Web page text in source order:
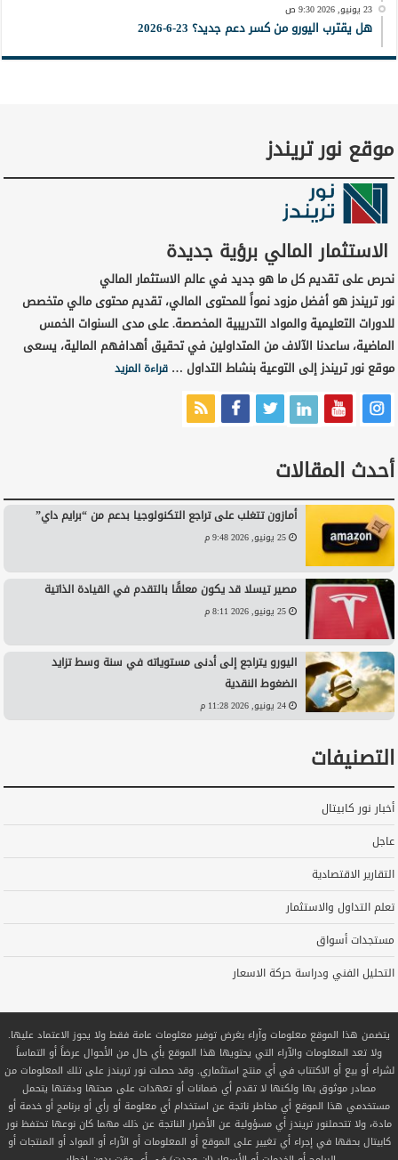
23 يونيو, 2026 9:30 ص
هل يقترب اليورو من كسر دعم جديد؟ 23-6-2026
موقع نور تريندز
الاستثمار المالي برؤية جديدة
نحرص على تقديم كل ما هو جديد في عالم الاستثمار المالي
نور تريندز هو أفضل مزود نمواً للمحتوى المالي، تقديم محتوى مالي متخصص
للدورات التعليمية والمواد التدريبية المخصصة. على مدى السنوات الخمس
الماضية، ساعدنا الآلاف من المتداولين في تحقيق أهدافهم المالية، يسعى
موقع نور تريندز إلى التوعية بنشاط التداول …قراءة المزيد
أحدث المقالات
أمازون تتغلب على تراجع التكنولوجيا بدعم من “برايم داي”
25 يونيو, 2026 9:48 م
مصير تيسلا قد يكون معلقًا بالتقدم في القيادة الذاتية
25 يونيو, 2026 8:11 م
اليورو يتراجع إلى أدنى مستوياته في سنة وسط تزايد
الضغوط النقدية
24 يونيو, 2026 11:28 م
التصنيفات
أخبار نور كابيتال
عاجل
التقارير الاقتصادية
تعلم التداول والاستثمار
مستجدات أسواق
التحليل الفني ودراسة حركة الاسعار
يتضمن هذا الموقع معلومات وآراء بغرض توفير معلومات عامة فقط ولا يجوز الاعتماد عليها.
ولا تعد المعلومات والآراء التي يحتويها هذا الموقع بأي حال من الأحوال عرضاً أو التماساً
لشراء أو بيع أو الاكتتاب في أي منتج استثماري. وقد حصلت نور تريندز على تلك المعلومات من
مصادر موثوق بها ولكنها لا تقدم أي ضمانات أو تعهدات على صحتها ودقتها يتحمل
مستخدمي هذا الموقع أي مخاطر ناتجة عن استخدام أي معلومة أو رأي أو برنامج أو خدمة أو
مادة، ولا تتحملنور تريندز أي مسؤولية عن الأضرار الناتجة عن ذلك مهما كان نوعها تحتفظ نور
كابيتال بحقها في إجراء أي تغيير على الموقع أو المعلومات أو الآراء أو المواد أو المنتجات أو